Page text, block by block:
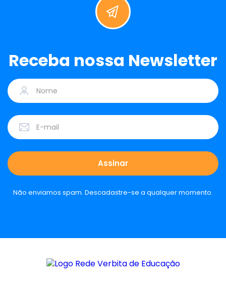
Receba nossa Newsletter
Não enviamos spam. Descadastre-se a qualquer momento.